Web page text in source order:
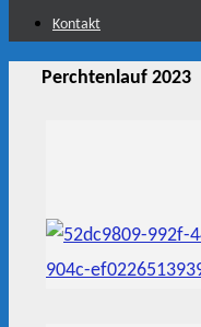
Kontakt
Perchtenlauf 2023